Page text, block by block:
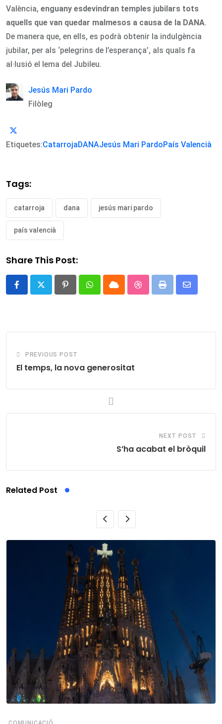
València, enguany esdevindran temples jubilars tots
aquells que van quedar malmesos a causa de la DANA.
De manera que, en ells, es podrà obtenir la indulgència
jubilar, per als ‘pelegrins de l’esperança’, als quals fa
al·lusió el lema del Jubileu.
Jesús Mari Pardo
Filòleg
Etiquetes:CatarrojaDANAJesús Mari PardoPaís Valencià
Tags:
catarroja dana jesús mari pardo
país valencià
Share This Post:
PinterestWhatsappCloud StumbleUpon
Print
Share
PREVIOUS POST
El temps, la nova generositat
NEXT POST
S’ha acabat el bròquil
Related Post